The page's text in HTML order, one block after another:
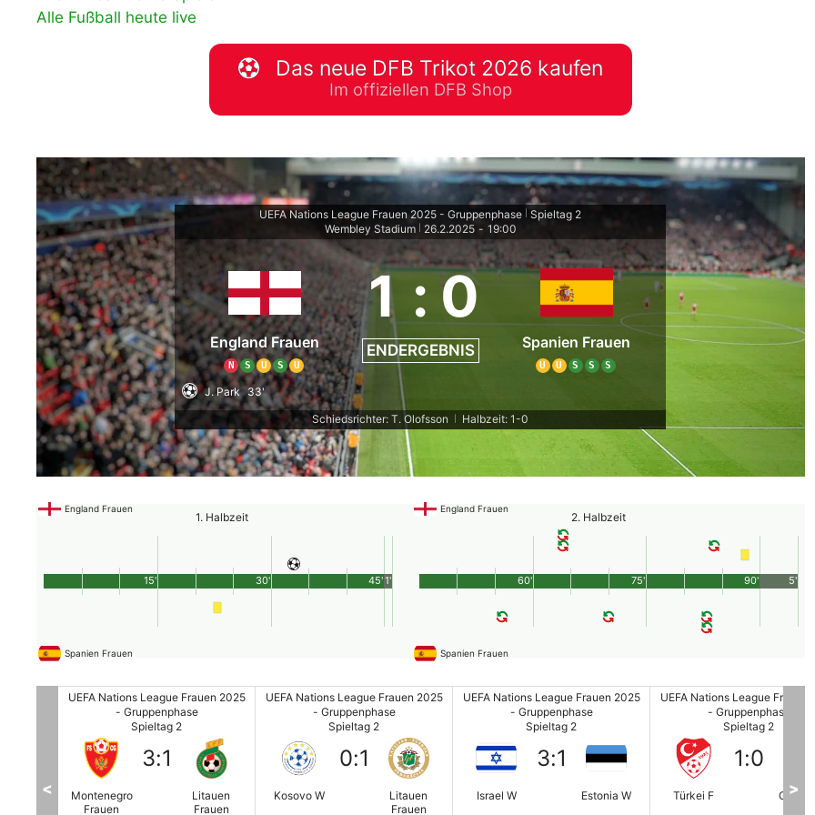
downloaden & automatisch ausfüllen
Alle Fußball heute live
Das neue DFB Trikot 2026 kaufen
Im offiziellen DFB Shop
UEFA Nations League Frauen 2025 - Gruppenphase
Spieltag 2
Wembley Stadium
26.2.2025 - 19:00
England Frauen
N S U S U
1 :0
ENDERGEBNIS Spanien Frauen
U U S S S
J. Park 33'
Schiedsrichter: T. Olofsson
Halbzeit: 1-0
England Frauen
1. Halbzeit
Spanien Frauen
45'
15' 30' 1'
England Frauen
2. Halbzeit
Spanien Frauen
90'
60' 75' 5'
UEFA Nations League Frauen 2025
- Gruppenphase
Spieltag 2
Montenegro
Frauen
3:1
Litauen
Frauen
UEFA Nations League Frauen 2025
- Gruppenphase
Spieltag 2
Kosovo W
0:1
Litauen
Frauen
UEFA Nations League Frauen 2025
- Gruppenphase
Spieltag 2
Israel W
3:1
Estonia W
UEFA Nations League Frauen
- Gruppenphase
Spieltag 2
Türkei F
1:0
Greece
< >